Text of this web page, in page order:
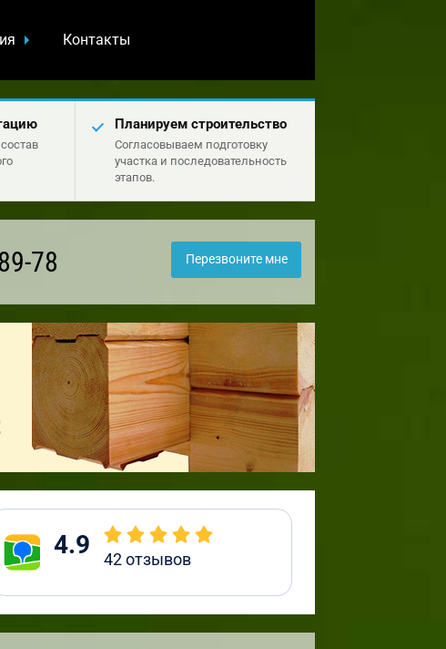
Контакты
Планируем строительство
Согласовываем подготовку
участка и последовательность
этапов.
78 Перезвоните мне
4.9 42отзывов